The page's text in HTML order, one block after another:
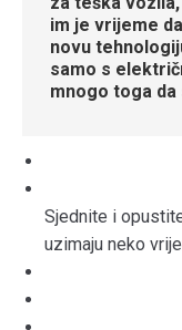
im je vrijeme
novu
samo s
mnogo toga da
Sjednite i
uzimaju neko